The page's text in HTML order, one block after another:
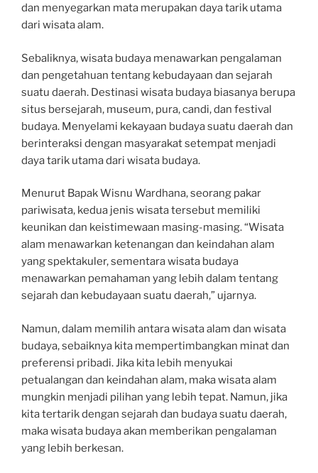
dan menyegarkan mata merupakan daya tarik utama
dari wisata alam.
Sebaliknya, wisata budaya menawarkan pengalaman
dan pengetahuan tentang kebudayaan dan sejarah
suatu daerah. Destinasi wisata budaya biasanya berupa
situs bersejarah, museum, pura, candi, dan festival
budaya. Menyelami kekayaan budaya suatu daerah dan
berinteraksi dengan masyarakat setempat menjadi
daya tarik utama dari wisata budaya.
Menurut Bapak Wisnu Wardhana, seorang pakar
pariwisata, kedua jenis wisata tersebut memiliki
keunikan dan keistimewaan masing-masing. “Wisata
alam menawarkan ketenangan dan keindahan alam
yang spektakuler, sementara wisata budaya
menawarkan pemahaman yang lebih dalam tentang
sejarah dan kebudayaan suatu daerah,” ujarnya.
Namun, dalam memilih antara wisata alam dan wisata
budaya, sebaiknya kita mempertimbangkan minat dan
preferensi pribadi. Jika kita lebih menyukai
petualangan dan keindahan alam, maka wisata alam
mungkin menjadi pilihan yang lebih tepat. Namun, jika
kita tertarik dengan sejarah dan budaya suatu daerah,
maka wisata budaya akan memberikan pengalaman
yang lebih berkesan.